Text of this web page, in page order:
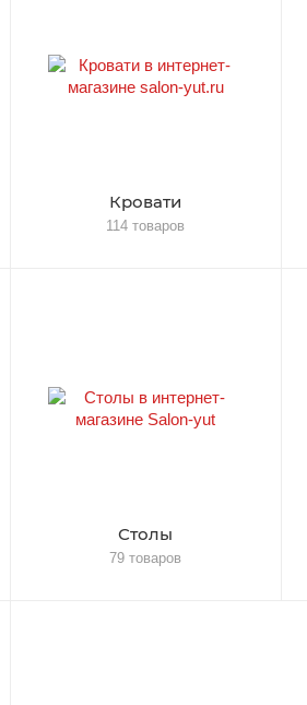
Кровати
114 товаров
Столы
79 товаров